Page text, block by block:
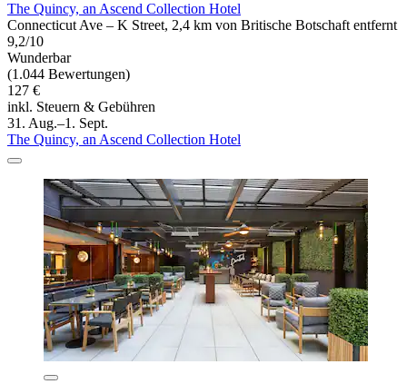
The Quincy, an Ascend Collection Hotel
Connecticut Ave – K Street, 2,4 km von Britische Botschaft entfernt
9,2/10
Wunderbar
(1.044 Bewertungen)
127 €
inkl. Steuern & Gebühren
31. Aug.–1. Sept.
The Quincy, an Ascend Collection Hotel